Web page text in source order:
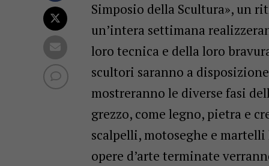
Simposio della Scultura», un
un’intera settimana
loro tecnica e della loro
scultori saranno a
mostreranno le diverse fasi
grezzo, come legno, pietra e
scalpelli, motoseghe e
opere d’arte terminate